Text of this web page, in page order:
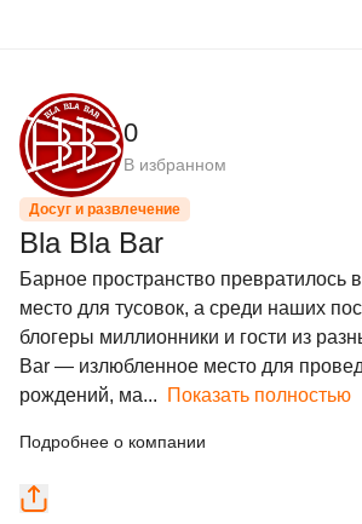
0
В избранном
Досуг и развлечение
Bla Bla Bar
Барное пространство превратилось
место для тусовок, а среди наших
блогеры миллионники и гости из
Bar — излюбленное место для
рождений, ма... Показать полностью
Подробнее о компании